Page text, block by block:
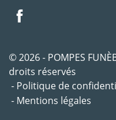
© 2026 - POMPES
droits réservés
Politique de
Mentions légales